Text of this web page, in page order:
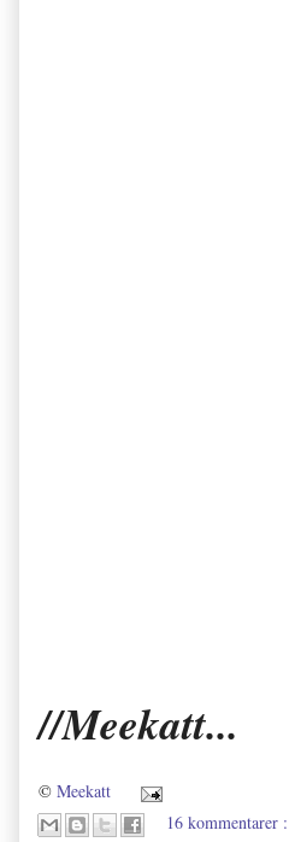
//Meekatt...
© Meekatt
16 kommentarer :